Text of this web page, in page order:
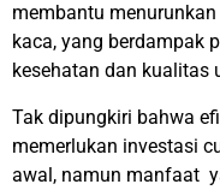
membantu
kaca, yang berdampak
kesehatan dan kualitas
Tak dipungkiri bahwa
memerlukan investasi
awal, namun manfaat